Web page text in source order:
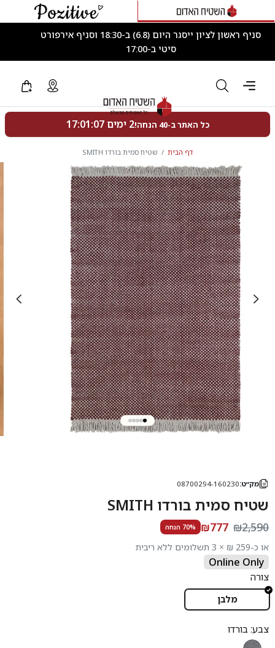
סניף ראשון לציון ייסגר היום (6.8) ב-18:30 וסניף אירפורט
סיטי ב-17:00
דף הבית שטיח סמית בורדו SMITH
מק״ט:08700294-160230
שטיח סמית בורדו SMITH
₪2,590
₪777 70% הנחה
או כ-259 ₪ × 3 תשלומים ללא ריבית
Online Only
צורה
מלבן
צבע:בורדו